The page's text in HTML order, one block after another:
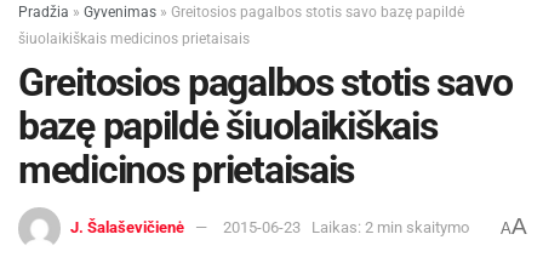
suvažiavimo programą.
Naująją meno galeriją 80 km nuo Vilniaus įsteigė
Molėtų miesto savivaldybė ir Alantos
technologijų ir verslo mokykla (Alantos TVM).
Nuolatinėje ekspozicijoje – dailininko V. Žuko
dovanoti kūriniai: aliejinė ir mineralinė tapyba,
koliažai, piešiniai, glazūruoti reljefai ir keramikos
Pradžia » Gyvenimas » Greitosios pagalbos stotis savo bazę papildė
šiuolaikiškais medicinos prietaisais
Greitosios pagalbos stotis savo
bazę papildė šiuolaikiškais
medicinos prietaisais
J. Šalaševičienė 2015-06-23 Laikas: 2 min skaitymo AA